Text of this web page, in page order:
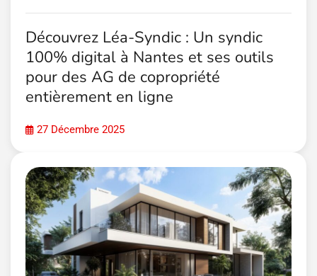
Découvrez Léa-Syndic : Un syndic
100% digital à Nantes et ses outils
pour des AG de copropriété
entièrement en ligne
27 Décembre 2025